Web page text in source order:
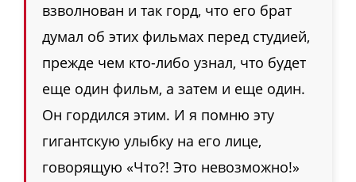
взволнован и так горд, что его брат
думал об этих фильмах перед студией,
прежде чем кто-либо узнал, что будет
еще один фильм, а затем и еще один.
Он гордился этим. И я помню эту
гигантскую улыбку на его лице,
говорящую «Что?! Это невозможно!»